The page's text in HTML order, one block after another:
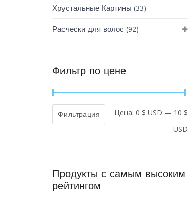
Хрустальные Картины (33)
Расчески для волос (92)
Фильтр по цене
Фильтрация Цена: 0 $ USD — 10 $
USD
Продукты с самым высоким
рейтингом